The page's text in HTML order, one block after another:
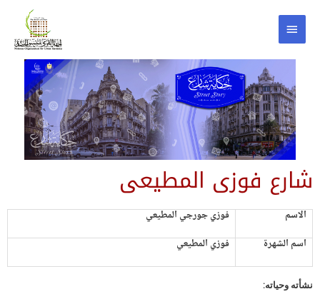
شارع فوزى المطيعى
الاسم
فوزي جورجي المطيعي
اسم الشهرة
فوزي المطيعي
نشأته وحياته: